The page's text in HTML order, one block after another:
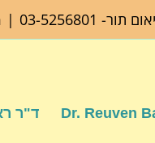
תור- 03-5256801
|
Dr. Reuven ד"ר